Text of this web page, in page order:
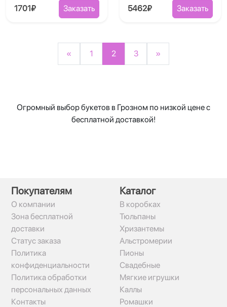
1701₽ Заказать 5462₽ Заказать
« 1 2 3 »
Огромный выбор букетов в Грозном по низкой цене с
бесплатной доставкой!
Покупателям
О компании
Зона бесплатной
доставки
Статус заказа
Политика
конфиденциальности
Политика обработки
персональных данных
Контакты
Каталог
В коробках
Тюльпаны
Хризантемы
Альстромерии
Пионы
Свадебные
Мягкие игрушки
Каллы
Ромашки